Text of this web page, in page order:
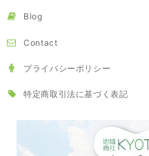
Blog
Contact
プライバシーポリシー
特定商取引法に基づく表記